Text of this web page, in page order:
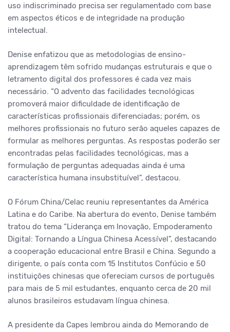
uso indiscriminado precisa ser regulamentado com base
em aspectos éticos e de integridade na produção
intelectual.
Denise enfatizou que as metodologias de ensino-
aprendizagem têm sofrido mudanças estruturais e que o
letramento digital dos professores é cada vez mais
necessário. “O advento das facilidades tecnológicas
promoverá maior dificuldade de identificação de
características profissionais diferenciadas; porém, os
melhores profissionais no futuro serão aqueles capazes de
formular as melhores perguntas. As respostas poderão ser
encontradas pelas facilidades tecnológicas, mas a
formulação de perguntas adequadas ainda é uma
característica humana insubstituível”, destacou.
O Fórum China/Celac reuniu representantes da América
Latina e do Caribe. Na abertura do evento, Denise também
tratou do tema “Liderança em Inovação, Empoderamento
Digital: Tornando a Língua Chinesa Acessível”, destacando
a cooperação educacional entre Brasil e China. Segundo a
dirigente, o país conta com 15 Institutos Confúcio e 50
instituições chinesas que ofereciam cursos de português
para mais de 5 mil estudantes, enquanto cerca de 20 mil
alunos brasileiros estudavam língua chinesa.
A presidente da Capes lembrou ainda do Memorando de